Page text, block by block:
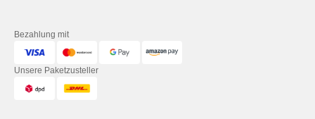
Bezahlung mit
Unsere Paketzusteller